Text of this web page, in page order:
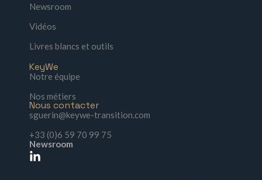
Newsroom
Vidéos
Livres blancs et outils
KeyWe
Notre équipe
Nos métiers
Nous contacter
sguerin@keywe-transition.com
+33 (0)6 59 70 99 75
Newsroom